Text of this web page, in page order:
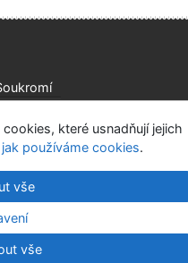
sídlem Joštova 625/8,
Cosmotron Bohemia, s.r.o.
které usnadňují jejich
jak používáme cookies.
vše
vše